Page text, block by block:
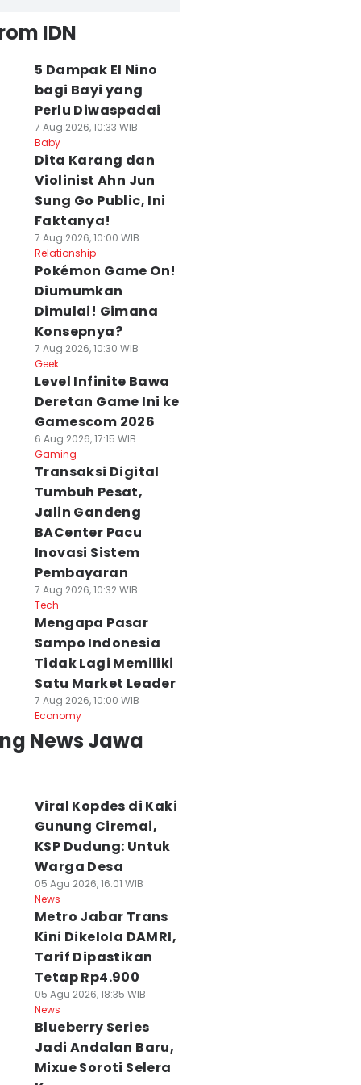
Kota Cimahi
Dugaan
Beli Seragam
Negeri
Direvisi, Hibah
06 Agu 2026, 14:41 WIB
News
IDN
5 Dampak El Nino
bagi Bayi yang
Perlu Diwaspadai
7 Aug 2026, 10:33 WIB
Baby
Dita Karang dan
Violinist Ahn Jun
Sung Go Public, Ini
Faktanya!
7 Aug 2026, 10:00 WIB
Relationship
Pokémon Game On!
Diumumkan
Dimulai! Gimana
Konsepnya?
7 Aug 2026, 10:30 WIB
Geek
Level Infinite Bawa
Deretan Game Ini ke
Gamescom 2026
6 Aug 2026, 17:15 WIB
Gaming
Transaksi Digital
Tumbuh Pesat,
Jalin Gandeng
BACenter Pacu
Inovasi Sistem
Pembayaran
7 Aug 2026, 10:32 WIB
Tech
Mengapa Pasar
Sampo Indonesia
Tidak Lagi Memiliki
Satu Market Leader
7 Aug 2026, 10:00 WIB
Economy
News Jawa
Viral Kopdes di Kaki
Gunung Ciremai,
KSP Dudung: Untuk
Warga Desa
05 Agu 2026, 16:01 WIB
News
Metro Jabar Trans
Kini Dikelola DAMRI,
Tarif Dipastikan
Tetap Rp4.900
05 Agu 2026, 18:35 WIB
News
Blueberry Series
Jadi Andalan Baru,
Mixue Soroti Selera